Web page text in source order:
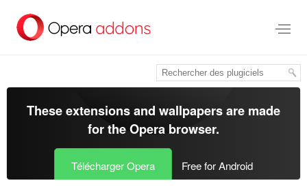
contenu
These extensions and wallpapers are made
for theOpera browser.
Télécharger Opera Free for Android